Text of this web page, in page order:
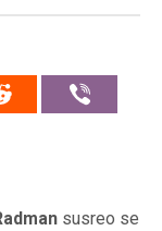
susreo se